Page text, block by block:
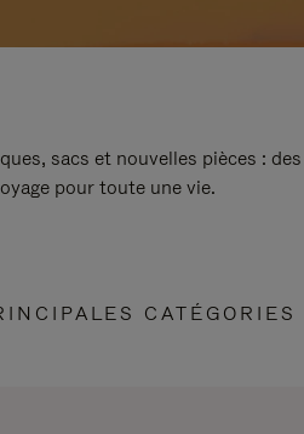
sacs et nouvelles pièces : des
pour toute une vie.
CATÉGORIES